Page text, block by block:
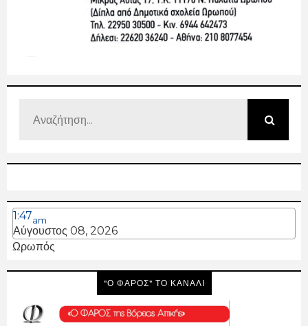
1:47am
Αύγουστος 08, 2026
Ωρωπός
"Ο ΦΑΡΟΣ" ΤΟ ΚΑΝΑΛΙ